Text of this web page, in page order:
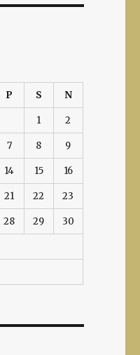
P S N
1 2
7 8 9
14 15 16
21 22 23
28 29 30